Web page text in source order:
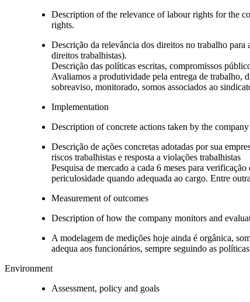
Description of the relevance of labour rights for the
rights.
Descrição da relevância dos direitos no trabalho para
direitos trabalhistas).
Descrição das políticas escritas, compromissos
Avaliamos a produtividade pela entrega de trabalho,
sobreaviso, monitorado, somos associados ao
Implementation
Description of concrete actions taken by the
Descrição de ações concretas adotadas por sua
riscos trabalhistas e resposta a violações trabalhistas
Pesquisa de mercado a cada 6 meses para
periculosidade quando adequada ao cargo. Entre
Measurement of outcomes
Description of how the company monitors and
A modelagem de medições hoje ainda é orgânica,
adequa aos funcionários, sempre seguindo as
Environment
Assessment, policy and goals